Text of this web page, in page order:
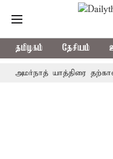
தமிழகம் தேசியம்
யாத்திரை தற்காலிகமாக